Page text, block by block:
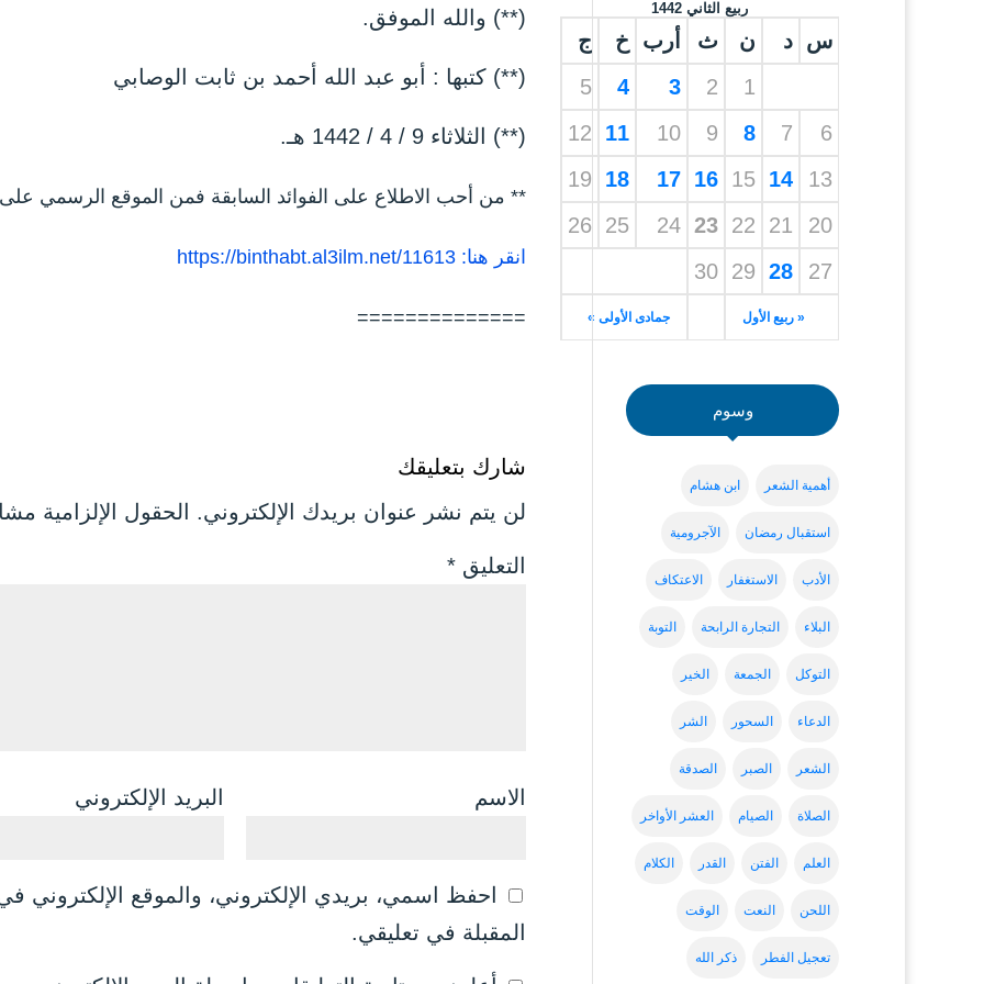
(**) والله الموفق.
(**) كتبها : أبو عبد الله أحمد بن ثابت الوصابي
(**) الثلاثاء 9 / 4 / 1442 هـ.
** من أحب الاطلاع على الفوائد السابقة فمن الموقع الرسمي
انقر هنا: https://binthabt.al3ilm.net/11613
==============
شارك بتعليقك
لن يتم نشر عنوان بريدك الإلكتروني.
الحقول الإلزامية
التعليق *
الاسم البريد الإلكتروني
احفظ اسمي، بريدي الإلكتروني، والموقع الإلكتروني
المقبلة في تعليقي.
ربيع الثاني 1442
س د ن ث أرب خ ج
« ربيع الأول جمادى الأولى »
1
2
3
4
5
6
7
8
9
10
11
12
13
14
15
16
17
18
19
20
21
22
23
24
25
26
27
28
29
30
وسوم
أهمية الشعر ابن هشام
استقبال رمضان الآجرومية
الأدب الاستغفار الاعتكاف
البلاء التجارة الرابحة التوبة
التوكل الجمعة الخير
الدعاء السحور الشر
الشعر الصبر الصدقة
الصلاة الصيام العشر الأواخر
العلم الفتن القدر الكلام
اللحن النعت الوقت
تعجيل الفطر ذكر الله